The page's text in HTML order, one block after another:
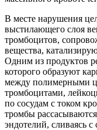
В месте нарушения
выстилающего слоя
тромбоцитов,
вещества,
Одним из продуктов
которого образуют
между полимерными
тромбоцитами,
по сосудам с током
тромбы
эндотелий, сливаясь с